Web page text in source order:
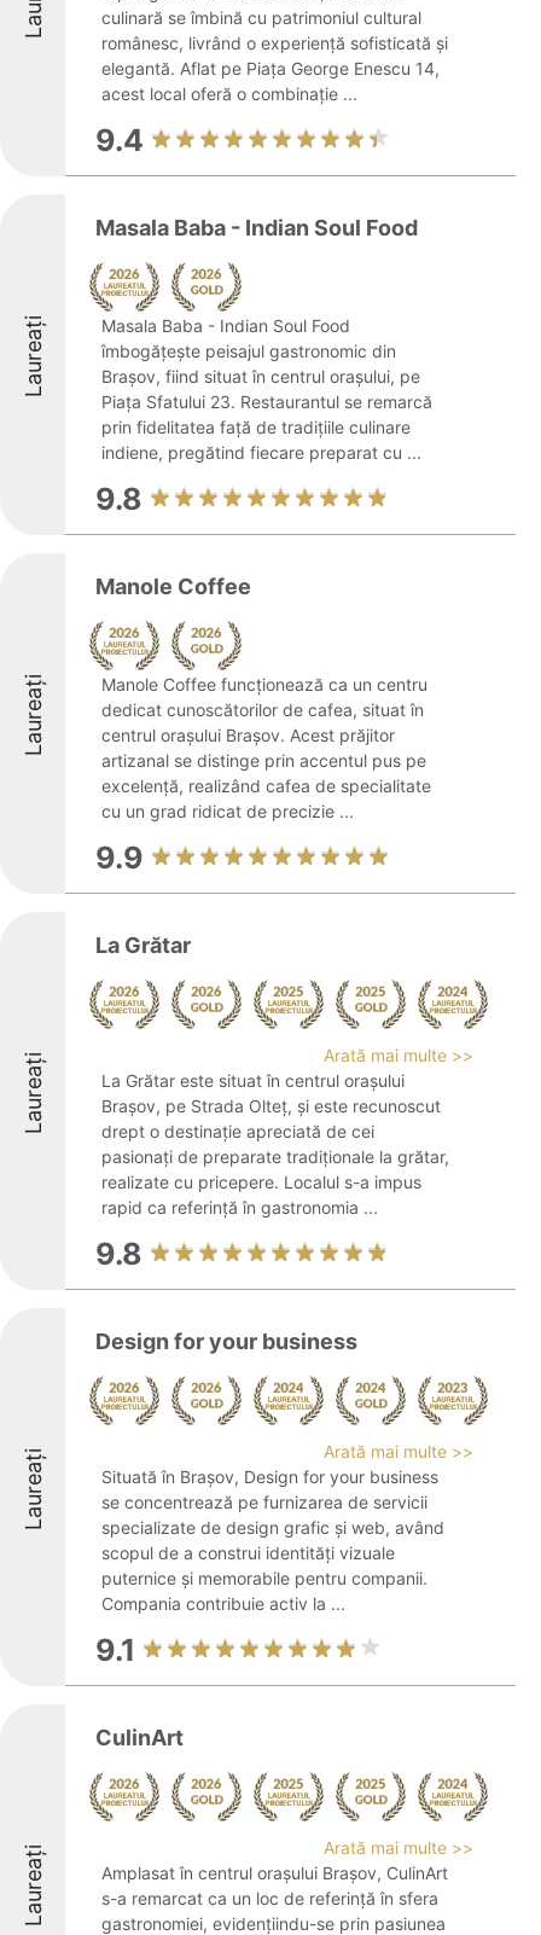
culinară se îmbină cu patrimoniul cultural
românesc, livrând o experiență sofisticată și
elegantă. Aflat pe Piața George Enescu 14,
acest local oferă o combinație ...
9.4
Laureați
Masala Baba - Indian Soul Food
Masala Baba - Indian Soul Food
îmbogățește peisajul gastronomic din
Brașov, fiind situat în centrul orașului, pe
Piața Sfatului 23. Restaurantul se remarcă
prin fidelitatea față de tradițiile culinare
indiene, pregătind fiecare preparat cu ...
9.8
Laureați
Manole Coffee
Manole Coffee funcționează ca un centru
dedicat cunoscătorilor de cafea, situat în
centrul orașului Brașov. Acest prăjitor
artizanal se distinge prin accentul pus pe
excelență, realizând cafea de specialitate
cu un grad ridicat de precizie ...
9.9
Laureați
La Grătar
Arată mai multe >>
La Grătar este situat în centrul orașului
Brașov, pe Strada Olteț, și este recunoscut
drept o destinație apreciată de cei
pasionați de preparate tradiționale la grătar,
realizate cu pricepere. Localul s-a impus
rapid ca referință în gastronomia ...
9.8
Laureați
Design for your business
Arată mai multe >>
Situată în Brașov, Design for your business
se concentrează pe furnizarea de servicii
specializate de design grafic și web, având
scopul de a construi identități vizuale
puternice și memorabile pentru companii.
Compania contribuie activ la ...
9.1
Laureați
CulinArt
Arată mai multe >>
Amplasat în centrul orașului Brașov, CulinArt
s-a remarcat ca un loc de referință în sfera
gastronomiei, evidențiindu-se prin pasiunea